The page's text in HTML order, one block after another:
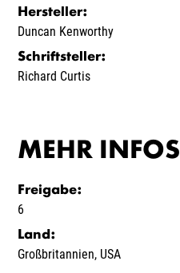
Hersteller:
Duncan Kenworthy
Schriftsteller:
Richard Curtis
MEHR INFOS
Freigabe:
6
Land :
Großbritannien, USA